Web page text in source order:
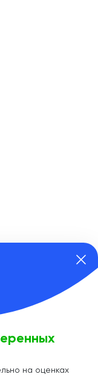
массовой
2019 г.
на оценках